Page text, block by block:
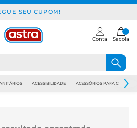
SEU CUPOM!
Conta Sacola
ACESSIBILIDADE ACESSÓRIOS PARA